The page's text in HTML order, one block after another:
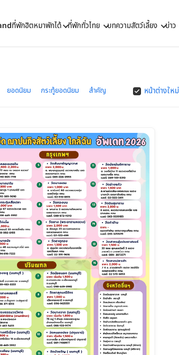
ที่พักฮิตหมาพักได้ ที่พักทั่วไทย บทความสัตว์เลี้ยง ข่าว
หน้าต่างใหม่
ยอดนิยม กระทู้ยอดนิยม สำคัญ